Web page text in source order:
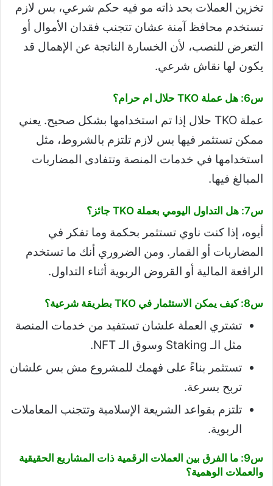
تخزين العملات بحد ذاته مو فيه حكم شرعي، بس لازم
تستخدم محافظ آمنة عشان تتجنب فقدان الأموال أو
التعرض للنصب، لأن الخسارة الناتجة عن الإهمال قد
يكون لها نقاش شرعي.
س6: هل عملة TKO حلال ام حرام؟
عملة TKO حلال إذا تم استخدامها بشكل صحيح. يعني
ممكن تستثمر فيها بس لازم تلتزم بالشروط، مثل
استخدامها في خدمات المنصة وتتفادى المضاربات
المبالغ فيها.
س7: هل التداول اليومي بعملة TKO جائز؟
أيوه، إذا كنت ناوي تستثمر بحكمة وما تفكر في
المضاربات أو القمار. ومن الضروري أنك ما تستخدم
الرافعة المالية أو القروض الربوية أثناء التداول.
س8: كيف يمكن الاستثمار في TKO بطريقة شرعية؟
تشتري العملة علشان تستفيد من خدمات المنصة
مثل الـ Staking وسوق الـ NFT.
تستثمر بناءً على فهمك للمشروع مش بس علشان
تربح بسرعة.
تلتزم بقواعد الشريعة الإسلامية وتتجنب المعاملات
الربوية.
س9: ما الفرق بين العملات الرقمية ذات المشاريع الحقيقية
والعملات الوهمية؟